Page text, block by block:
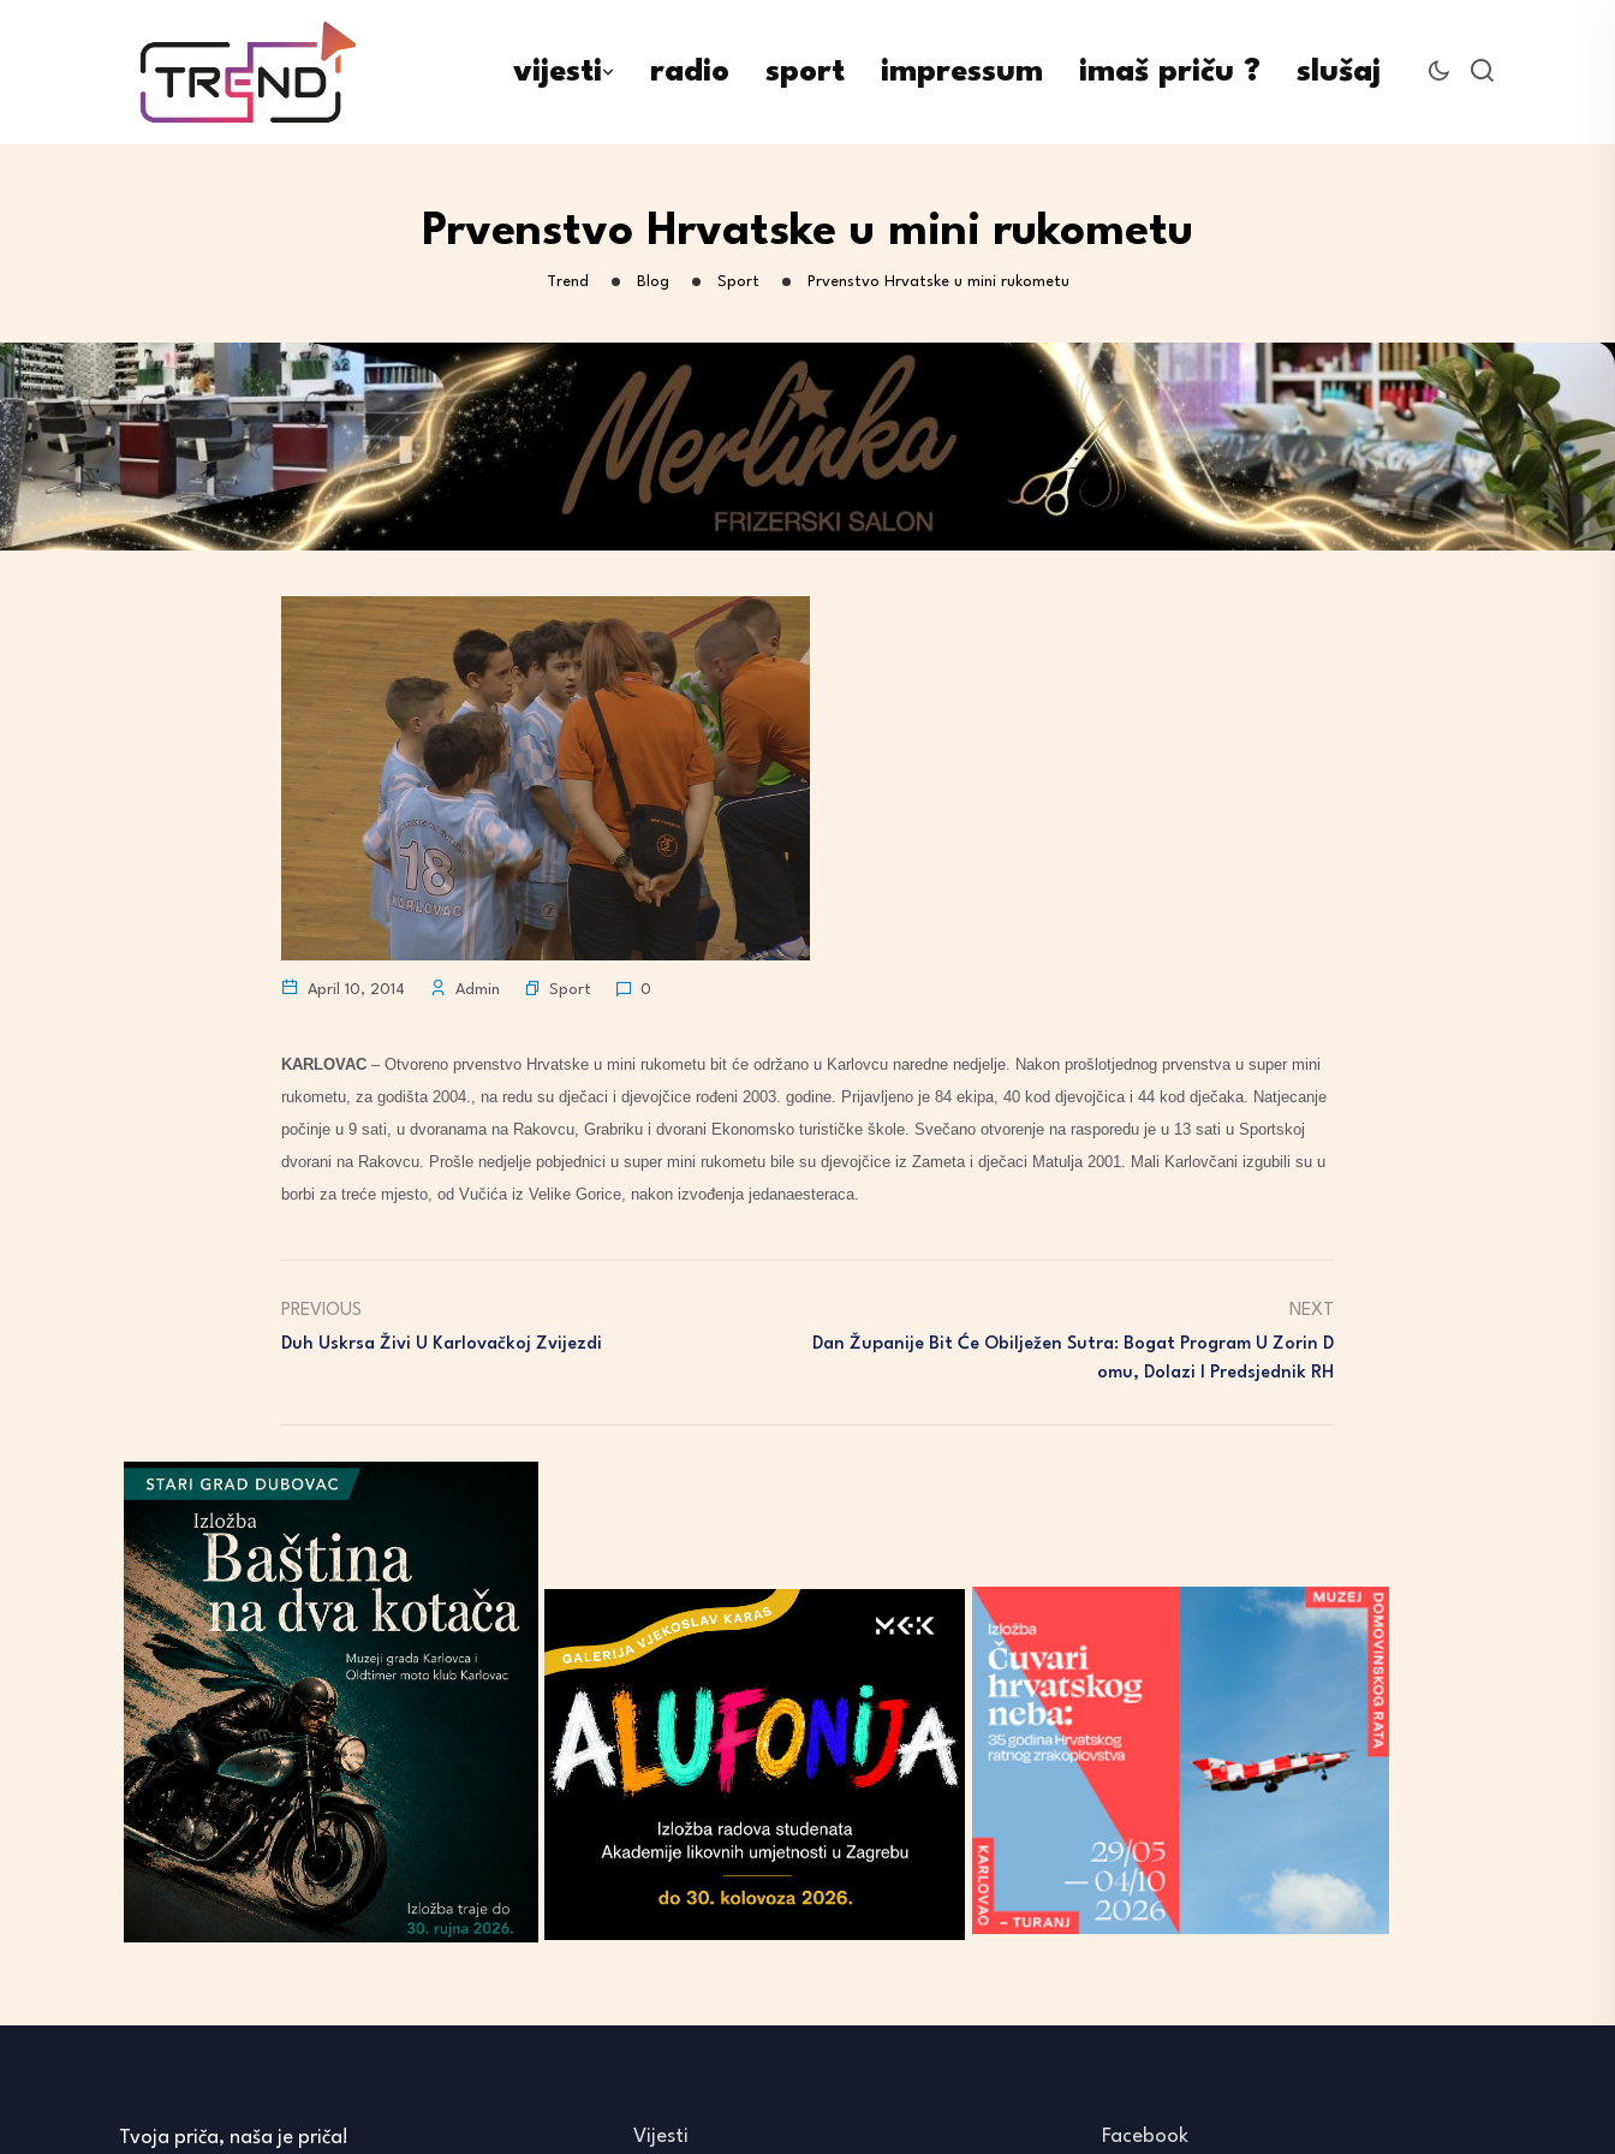
vijesti radio sport impressum imaš priču ? slušaj
Prvenstvo Hrvatske u mini rukometu
Trend Blog Sport Prvenstvo Hrvatske u mini rukometu
April 10, 2014 Admin Sport 0
KARLOVAC – Otvoreno prvenstvo Hrvatske u mini rukometu bit će održano u Karlovcu naredne nedjelje. Nakon prošlotjednog prvenstva u super mini
rukometu, za godišta 2004., na redu su dječaci i djevojčice rođeni 2003. godine. Prijavljeno je 84 ekipa, 40 kod djevojčica i 44 kod dječaka. Natjecanje
počinje u 9 sati, u dvoranama na Rakovcu, Grabriku i dvorani Ekonomsko turističke škole. Svečano otvorenje na rasporedu je u 13 sati u Sportskoj
dvorani na Rakovcu. Prošle nedjelje pobjednici u super mini rukometu bile su djevojčice iz Zameta i dječaci Matulja 2001. Mali Karlovčani izgubili su u
borbi za treće mjesto, od Vučića iz Velike Gorice, nakon izvođenja jedanaesteraca.
PREVIOUS
Duh Uskrsa Živi U Karlovačkoj Zvijezdi
NEXT
Dan Županije Bit Će Obilježen Sutra: Bogat Program U Zorin D
Omu, Dolazi I Predsjednik RH
Tvoja priča, naša je priča! Vijesti Facebook